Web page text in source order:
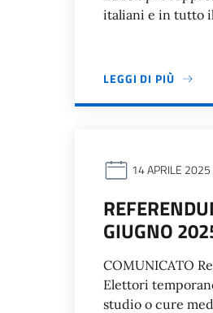
italiani e in tutto
LEGGI DI PIÙ
14 APRILE 2025
GIUGNO
COMUNICATO
Elettori
studio o cure